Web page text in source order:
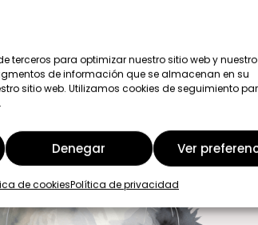
terceros para optimizar nuestro sitio web y
de información que se almacenan en su
sitio web. Utilizamos cookies de seguimiento
Denegar Ver
de cookiesPolítica de privacidad